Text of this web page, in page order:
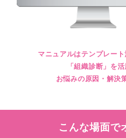
マニュアルはテンプレート
「組織診断」を
お悩みの原因・解決
こんな場面で